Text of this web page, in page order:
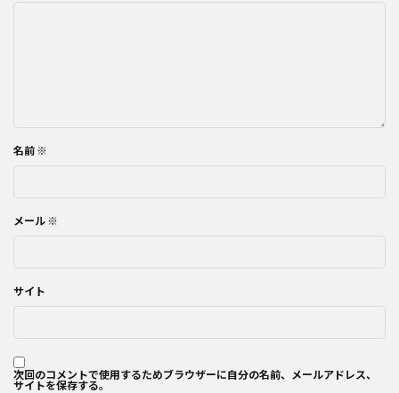
名前 ※
メール ※
サイト
次回のコメントで使用するためブラウザーに自分の名前、メールアドレス、
サイトを保存する。